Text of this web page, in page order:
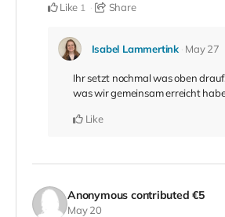
Like 1 Share
Isabel Lammertink May 27
Ihr setzt nochmal was oben
was wir gemeinsam erreicht
Like
Anonymous contributed€5
May 20